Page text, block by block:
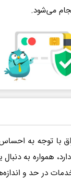
می‌شود.
با توجه به
همواره به
در حد و